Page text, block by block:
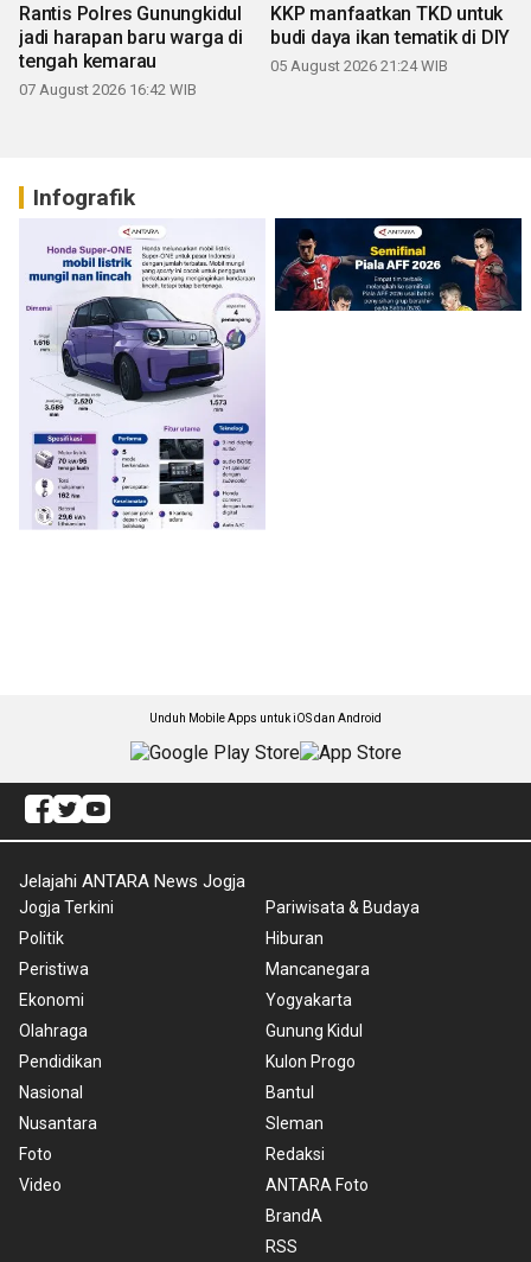
Rantis Polres Gunungkidul
jadi harapan baru warga di
tengah kemarau
07 August 2026 16:42 WIB
KKP manfaatkan TKD untuk
budi daya ikan tematik di DIY
05 August 2026 21:24 WIB
Infografik
Unduh Mobile Apps untuk iOS dan Android
Jelajahi ANTARA News Jogja
Jogja Terkini
Politik
Peristiwa
Ekonomi
Olahraga
Pendidikan
Nasional
Nusantara
Foto
Video
Pariwisata & Budaya
Hiburan
Mancanegara
Yogyakarta
Gunung Kidul
Kulon Progo
Bantul
Sleman
Redaksi
ANTARA Foto
BrandA
RSS